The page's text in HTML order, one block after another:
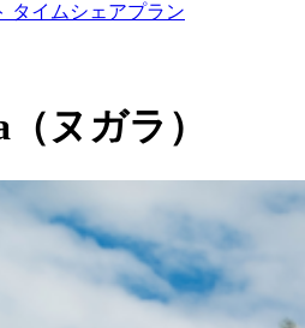
タイムシェアプラン
ヌガラ）